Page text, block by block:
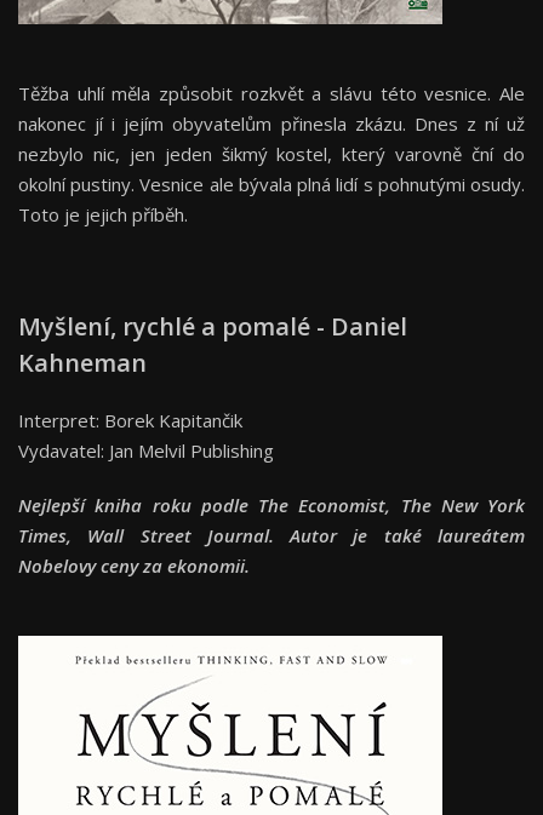
Těžba uhlí měla způsobit rozkvět a slávu této vesnice. Ale
nakonec jí i jejím obyvatelům přinesla zkázu. Dnes z ní už
nezbylo nic, jen jeden šikmý kostel, který varovně ční do
okolní pustiny. Vesnice ale bývala plná lidí s pohnutými osudy.
Toto je jejich příběh.
Myšlení, rychlé a pomalé - Daniel
Kahneman
Interpret: Borek Kapitančik
Vydavatel: Jan Melvil Publishing
Nejlepší kniha roku podle The Economist, The New York
Times, Wall Street Journal. Autor je také laureátem
Nobelovy ceny za ekonomii.